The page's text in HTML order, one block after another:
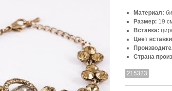
Материал:
Размер: 19
Вставка:
Цвет
Страна
215323